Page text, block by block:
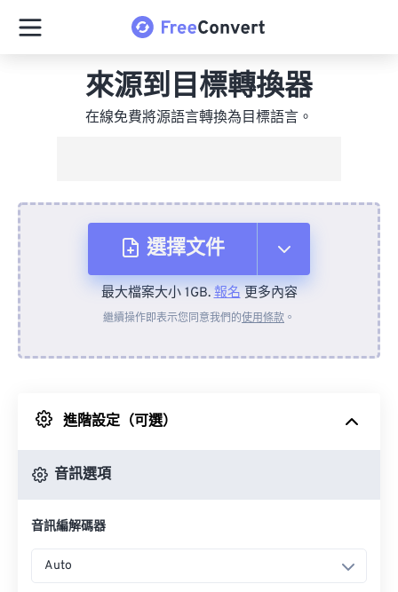
來源到目標轉換器
在線免費將源語言轉換為目標語言。
選擇文件
來自裝置
來自 Google 雲端硬碟
最大檔案大小 1GB.報名更多內容
繼續操作即表示您同意我們的使用條款 。
進階設定（可選）
音訊選項
音訊編解碼器
Auto